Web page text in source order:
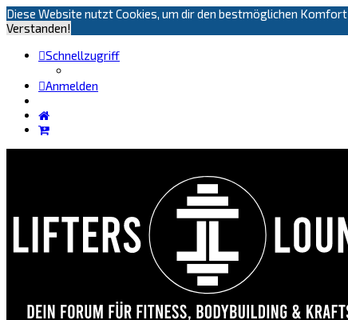
Diese Website nutzt Cookies, um dir den bestmöglichen
Verstanden!
Schnellzugriff
Anmelden